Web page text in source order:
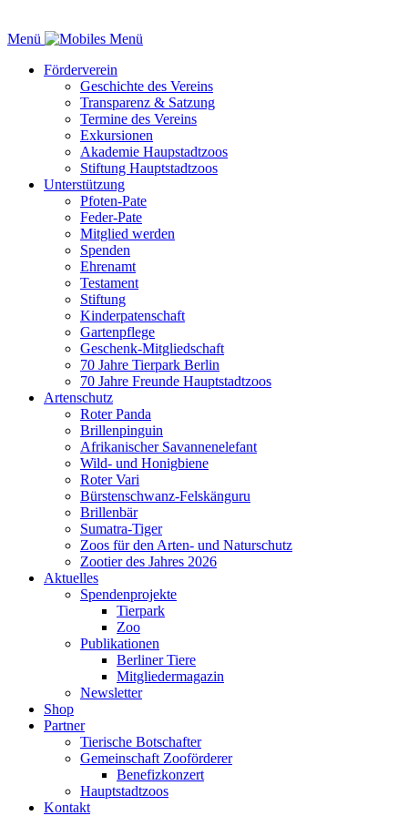
Menü
Förderverein
Geschichte des Vereins
Transparenz & Satzung
Termine des Vereins
Exkursionen
Akademie Haupstadtzoos
Stiftung Hauptstadtzoos
Unterstützung
Pfoten-Pate
Feder-Pate
Mitglied werden
Spenden
Ehrenamt
Testament
Stiftung
Kinderpatenschaft
Gartenpflege
Geschenk-Mitgliedschaft
70 Jahre Tierpark Berlin
70 Jahre Freunde Hauptstadtzoos
Artenschutz
Roter Panda
Brillenpinguin
Afrikanischer Savannenelefant
Wild- und Honigbiene
Roter Vari
Bürstenschwanz-Felskänguru
Brillenbär
Sumatra-Tiger
Zoos für den Arten- und Naturschutz
Zootier des Jahres 2026
Aktuelles
Spendenprojekte
Tierpark
Zoo
Publikationen
Berliner Tiere
Mitgliedermagazin
Newsletter
Shop
Partner
Tierische Botschafter
Gemeinschaft Zooförderer
Benefizkonzert
Hauptstadtzoos
Kontakt